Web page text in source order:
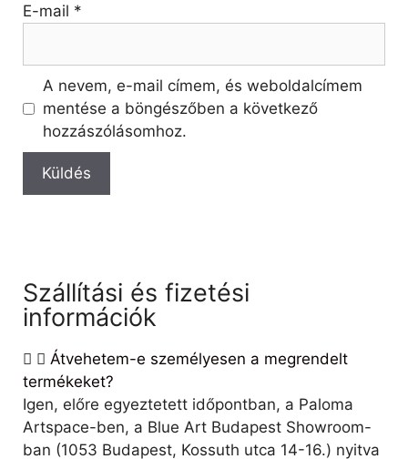
E-mail *
A nevem, e-mail címem, és weboldalcímem
mentése a böngészőben a következő
hozzászólásomhoz.
Szállítási és fizetési
információk
Átvehetem-e személyesen a megrendelt
termékeket?
Igen, előre egyeztetett időpontban, a Paloma
Artspace-ben, a Blue Art Budapest Showroom-
ban (1053 Budapest, Kossuth utca 14-16.) nyitva